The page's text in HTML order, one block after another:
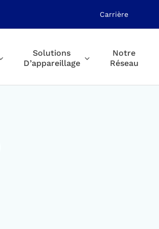
Carrière
Solutions
D’appareillage
Notre
Réseau